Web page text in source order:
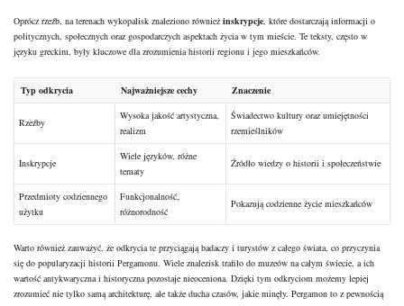
Oprócz rzeźb, na terenach wykopalisk znaleziono również inskrypcje , które dostarczają informacji o
politycznych, społecznych oraz gospodarczych aspektach życia w tym mieście. Te teksty, często w
języku greckim, były kluczowe dla zrozumienia historii regionu i jego mieszkańców.
Typ odkrycia Najważniejsze cechy Znaczenie
Rzeźby
Wysoka jakość artystyczna,
realizm
Świadectwo kultury oraz umiejętności
rzemieślników
Inskrypcje
Wiele języków, różne
tematy
Źródło wiedzy o historii i społeczeństwie
Przedmioty codziennego
użytku
Funkcjonalność,
różnorodność
Pokazują codzienne życie mieszkańców
Warto również zauważyć, że odkrycia te przyciągają badaczy i turystów z całego świata, co przyczynia
się do popularyzacji historii Pergamonu. Wiele znalezisk trafiło do muzeów na całym świecie, a ich
wartość antykwaryczna i historyczna pozostaje nieoceniona. Dzięki tym odkryciom możemy lepiej
zrozumieć nie tylko samą architekturę, ale także ducha czasów, jakie minęły. Pergamon to z pewnością